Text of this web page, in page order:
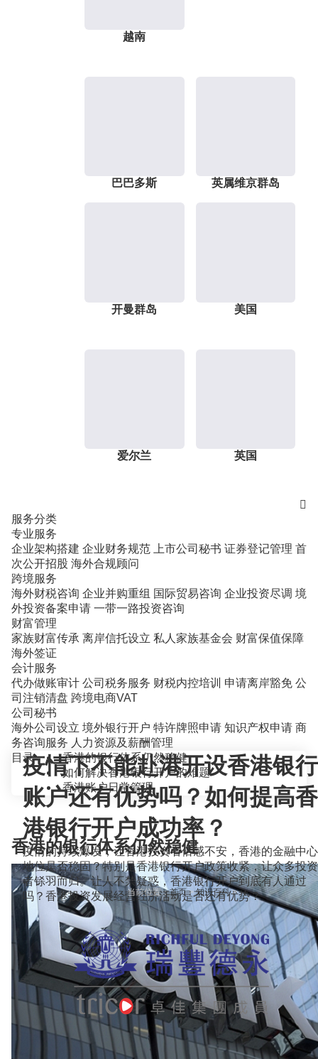
越南
巴巴多斯 英属维京群岛
开曼群岛 美国
爱尔兰 英国

服务分类
专业服务
企业架构搭建 企业财务规范 上市公司秘书 证券登记管理 首
次公开招股 海外合规顾问
跨境服务
海外财税咨询 企业并购重组 国际贸易咨询 企业投资尽调 境
外投资备案申请 一带一路投资咨询
财富管理
家族财富传承 离岸信托设立 私人家族基金会 财富保值保障
海外签证
会计服务
代办做账审计 公司税务服务 财税内控培训 申请离岸豁免 公
司注销清盘 跨境电商VAT
公司秘书
海外公司设立 境外银行开户 特许牌照申请 知识产权申请 商
务咨询服务 人力资源及薪酬管理
当前位置：首页>知识百科>
疫情下不能赴港开设香港银行
账户还有优势吗？如何提高香
港银行开户成功率？
疫情的持续爆发，让香港投资者倍感不安，香港的金融中心
地位是否稳固？特别是香港银行开户政策收紧，让众多投资
者铩羽而归。让人不禁疑惑，香港银行开户到底有人通过
吗？香港投资发展经营经济活动是否还有优势？
目录
香港的银行体系仍然稳健
如何解决香港银行开户的难题
香港账户日常管理
香港的银行体系仍然稳健